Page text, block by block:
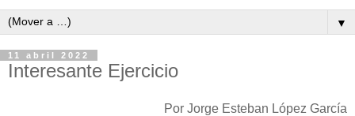
▼
11 abril 2022
Interesante Ejercicio
Por Jorge Esteban López García